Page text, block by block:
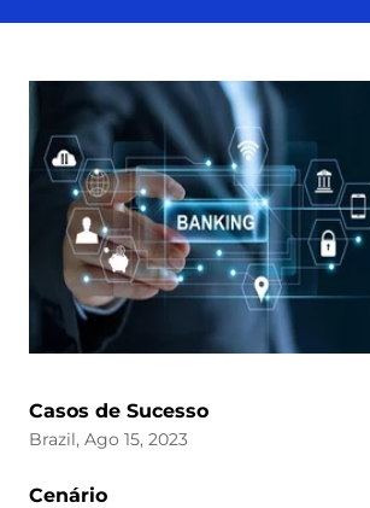
Casos de Sucesso
Brazil, Ago 15, 2023
Cenário